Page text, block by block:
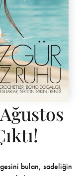
bulan, sadeliğin